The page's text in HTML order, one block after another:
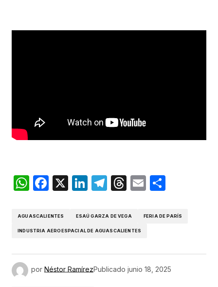
WhatsApp
Facebook
X LinkedIn
Telegram
Threads
Email
AGUASCALIENTES ESAÚ GARZA DE VEGA FERIA DE PARÍS
INDUSTRIA AEROESPACIAL DE AGUASCALIENTES
por Néstor RamírezPublicado junio 18, 2025